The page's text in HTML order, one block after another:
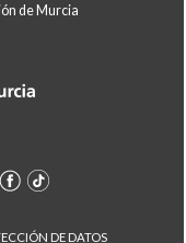
de Murcia
DE DATOS